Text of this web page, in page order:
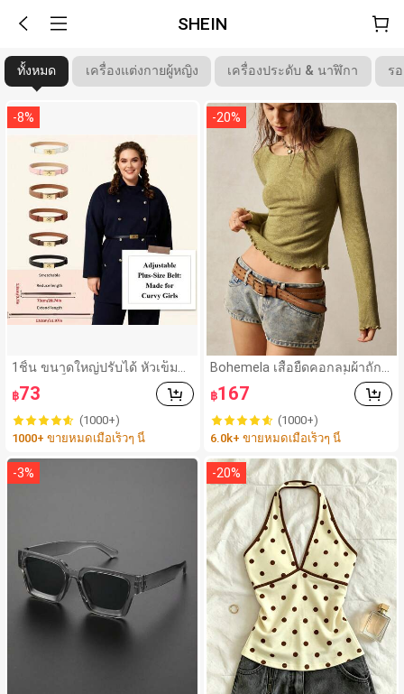
SHEIN
ทั้งหมด เครื่องแต่งกายผู้หญิง เครื่องประดับ & นาฬิกา ร
-8%
1ชิ้น ขนาดใหญ่ปรับได้ หัวเข็มขั
ดสีทอง เข็มขัดแบบสบาย ใช้ได้กั
บกางเกงยีนส์, เสื้อผ้าลำลอง, เสื้อ
แจ็คเก็ต, ชุดเดรส, เข็มขัดหนังสัม
ผัสแบบโบฮีเมียน สำหรับใส่ในชีวิ
ตประจำวัน ใช้ได้ในฤดูใบไม้ร่วง,
฿73
(1000+)
1000+ ขายหมดเมื่อเร็วๆ นี้
-20%
Bohemela เสื้อยืดคอกลมผ้าถัก
แขนยาว สีเรียบ ใช้งานทั่วไป สำ
หรับผู้หญิง
฿167
(1000+)
6.0k+ ขายหมดเมื่อเร็วๆ นี้
-3% -20%